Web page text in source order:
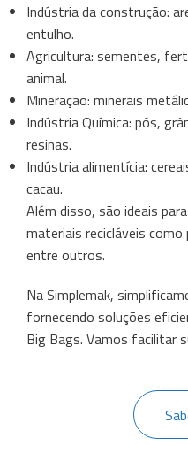
Indústria da construção:
entulho.
Agricultura: sementes,
animal.
Mineração: minerais
Indústria Química: pós,
resinas.
Indústria alimentícia:
cacau.
Além disso, são ideais
materiais recicláveis
entre outros.
Na Simplemak,
fornecendo soluções
Big Bags. Vamos facilitar